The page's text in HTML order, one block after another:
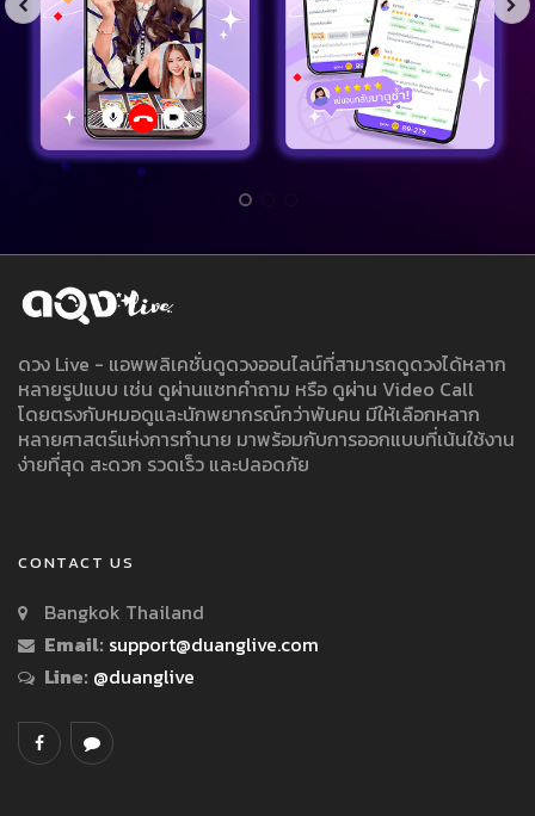
ดวง Live - แอพพลิเคชั่นดูดวงออนไลน์ที่สามารถดูดวงได้หลาก
หลายรูปแบบ เช่น ดูผ่านแชทคำถาม หรือ ดูผ่าน Video Call
โดยตรงกับหมอดูและนักพยากรณ์กว่าพันคน มีให้เลือกหลาก
หลายศาสตร์แห่งการทำนาย มาพร้อมกับการออกแบบที่เน้นใช้งาน
ง่ายที่สุด สะดวก รวดเร็ว และปลอดภัย
CONTACT US
Bangkok Thailand
Email: support@duanglive.com
Line: @duanglive